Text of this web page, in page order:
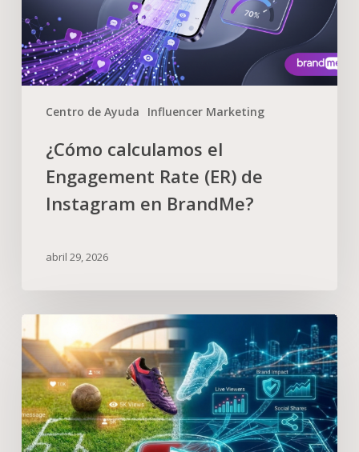
Centro de Ayuda Influencer Marketing
¿Cómo calculamos el
Engagement Rate (ER) de
Instagram en BrandMe?
abril 29, 2026